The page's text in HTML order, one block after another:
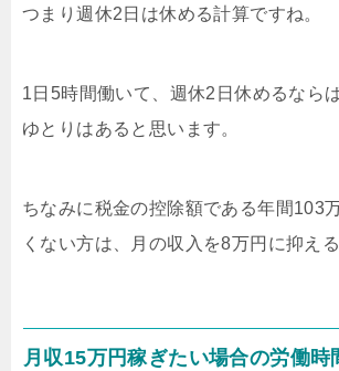
つまり週休2日は休める計算ですね。
1日5時間働いて、週休2日休めるなら
ゆとりはあると思います。
ちなみに税金の控除額である年間103
くない方は、月の収入を8万円に抑え
月収15万円稼ぎたい場合の労働時